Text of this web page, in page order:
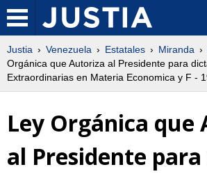
Justia Venezuela Estatales Miranda
Orgánica que Autoriza al Presidente para
Extraordinarias en Materia Economica y F -
Ley Orgánica que
al Presidente